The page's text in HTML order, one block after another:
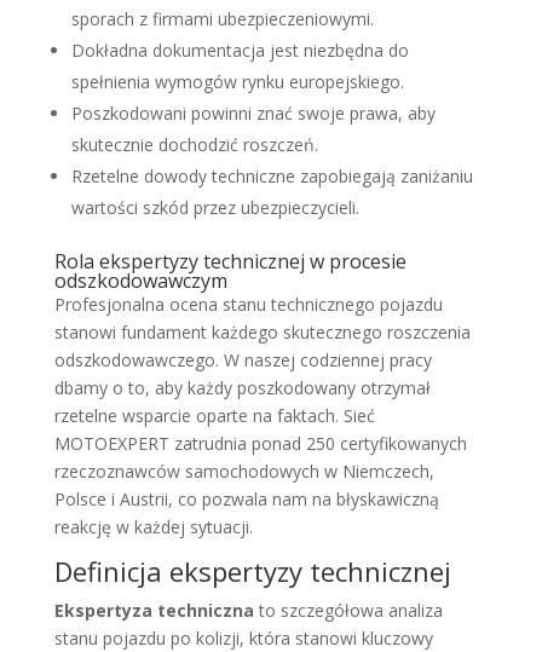
sporach z firmami ubezpieczeniowymi.
Dokładna dokumentacja jest niezbędna do
spełnienia wymogów rynku europejskiego.
Poszkodowani powinni znać swoje prawa, aby
skutecznie dochodzić roszczeń.
Rzetelne dowody techniczne zapobiegają zaniżaniu
wartości szkód przez ubezpieczycieli.
Rola ekspertyzy technicznej w procesie
odszkodowawczym
Profesjonalna ocena stanu technicznego pojazdu
stanowi fundament każdego skutecznego roszczenia
odszkodowawczego. W naszej codziennej pracy
dbamy o to, aby każdy poszkodowany otrzymał
rzetelne wsparcie oparte na faktach. Sieć
MOTOEXPERT zatrudnia ponad 250 certyfikowanych
rzeczoznawców samochodowych w Niemczech,
Polsce i Austrii, co pozwala nam na błyskawiczną
reakcję w każdej sytuacji.
Definicja ekspertyzy technicznej
Ekspertyza techniczna to szczegółowa analiza
stanu pojazdu po kolizji, która stanowi kluczowy